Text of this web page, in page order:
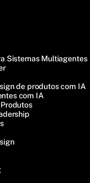
Sistemas Multiagentes
de produtos com IA
com IA